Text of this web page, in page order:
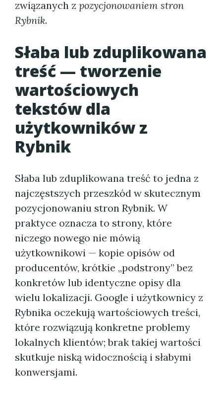
związanych z pozycjonowaniem stron
Rybnik.
Słaba lub zduplikowana
treść — tworzenie
wartościowych
tekstów dla
użytkowników z
Rybnik
Słaba lub zduplikowana treść to jedna z
najczęstszych przeszkód w skutecznym
pozycjonowaniu stron Rybnik. W
praktyce oznacza to strony, które
niczego nowego nie mówią
użytkownikowi — kopie opisów od
producentów, krótkie „podstrony” bez
konkretów lub identyczne opisy dla
wielu lokalizacji. Google i użytkownicy z
Rybnika oczekują wartościowych treści,
które rozwiązują konkretne problemy
lokalnych klientów; brak takiej wartości
skutkuje niską widocznością i słabymi
konwersjami.